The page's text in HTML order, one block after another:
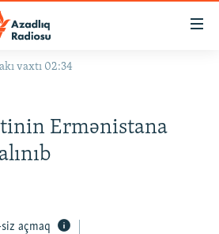
vaxtı 02:34
Ermənistana
açmaq